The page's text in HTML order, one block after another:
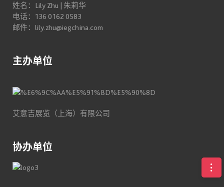
姓名：Lily Zhu | 朱莉华
电话：136 0162 0583
邮件：lily.zhu@iegchina.com
主办单位
艾意吉展览（上海）有限公司
协办单位